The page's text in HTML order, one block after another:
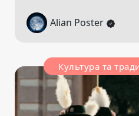
Alian Poster
Культура та